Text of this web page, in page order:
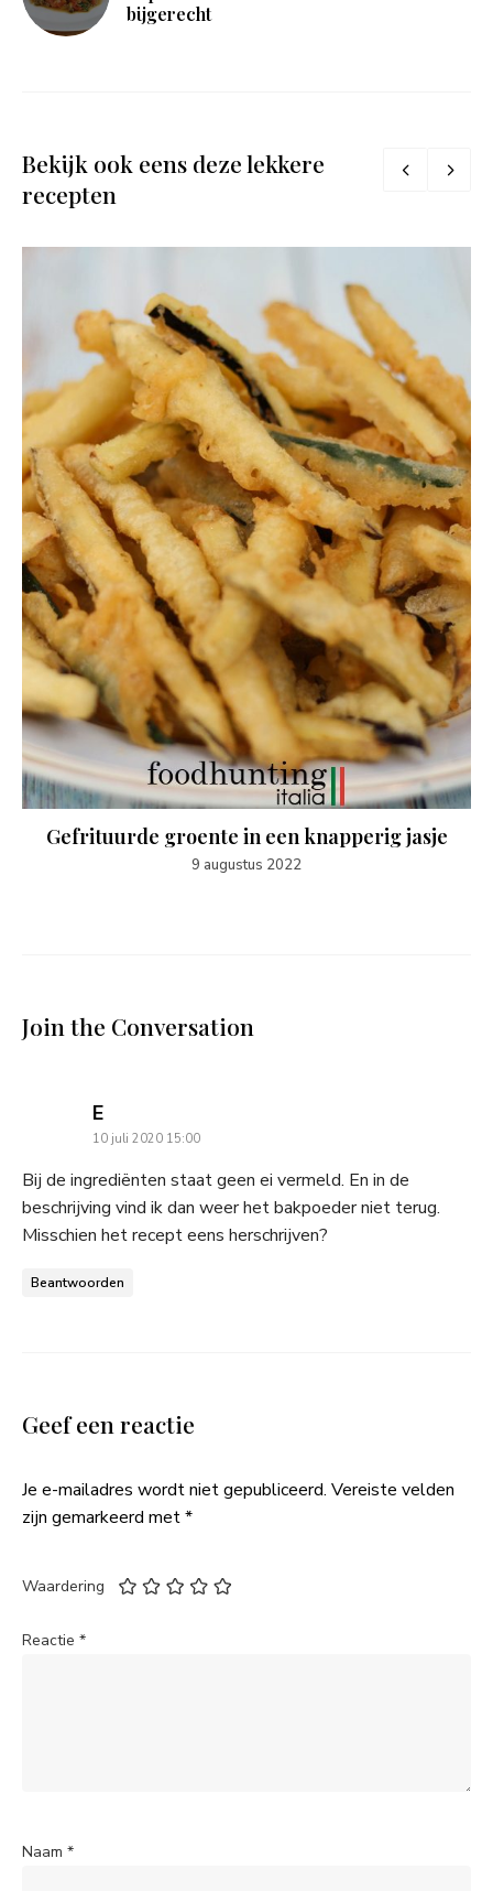
bijgerecht
Bekijk ook eens deze lekkere
recepten
Gefrituurde groente in een knapperig jasje
9 augustus 2022
Join the Conversation
Esays:
10 juli 2020 15:00
Bij de ingrediënten staat geen ei vermeld. En in de
beschrijving vind ik dan weer het bakpoeder niet terug.
Misschien het recept eens herschrijven?
Beantwoorden
Geef een reactie
Je e-mailadres wordt niet gepubliceerd. Vereiste velden
zijn gemarkeerd met*
Waardering
Reactie *
Naam *